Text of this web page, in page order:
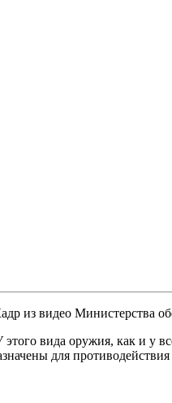
из видео Министерства
вида оружия, как и у
для